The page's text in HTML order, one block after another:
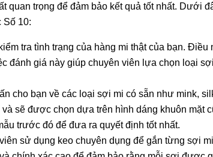
trọng để đảm bảo kết quả tốt nhất. Dưới
Số 10:
tra tình trạng của hàng mi thật của bạn. Điều
đánh giá này giúp chuyên viên lựa chọn loại
cho bạn về các loại sợi mi có sẵn như mink,
sẽ được chọn dựa trên hình dáng khuôn mặt
trước đó để đưa ra quyết định tốt nhất.
sử dụng keo chuyên dụng để gắn từng sợi
Các Kiểu Nối Mi Cho Mắt
Bạn Quyến Rũ Hơn
Keo Nối Mi
Nổi Bật Nhất